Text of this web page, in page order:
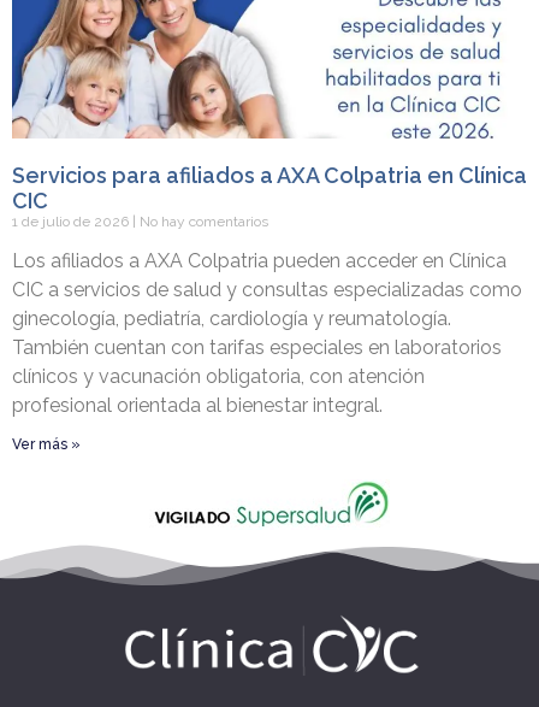
Servicios para afiliados a AXA Colpatria en Clínica
CIC
1 de julio de 2026 No hay comentarios
Los afiliados a AXA Colpatria pueden acceder en Clínica
CIC a servicios de salud y consultas especializadas como
ginecología, pediatría, cardiología y reumatología.
También cuentan con tarifas especiales en laboratorios
clínicos y vacunación obligatoria, con atención
profesional orientada al bienestar integral.
Ver más »